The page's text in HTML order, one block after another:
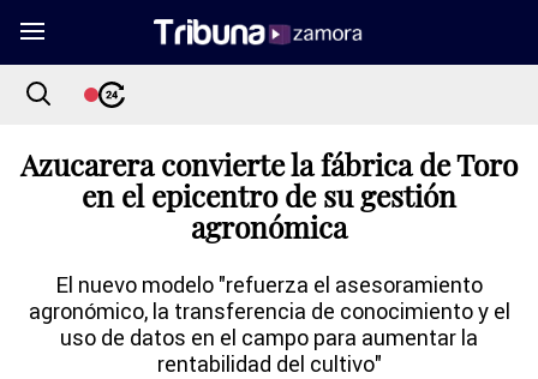
Azucarera convierte la fábrica de Toro
en el epicentro de su gestión
agronómica
El nuevo modelo "refuerza el asesoramiento
agronómico, la transferencia de conocimiento y el
uso de datos en el campo para aumentar la
rentabilidad del cultivo"